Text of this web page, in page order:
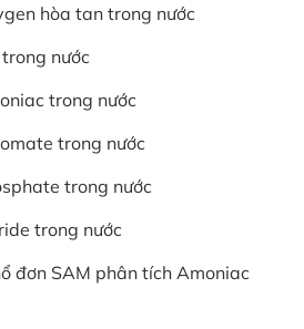
hòa tan trong nước
nước
trong nước
trong nước
trong nước
trong nước
đơn SAM phân tích Amoniac